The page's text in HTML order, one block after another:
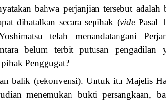
bahwa perjanjian tersebut adalah
dibatalkan secara sepihak (videPasal
telah menandatangani
belum terbit putusan pengadilan
Penggugat?
balik (rekonvensi). Untuk itu Majelis
menemukan bukti persangkaan,